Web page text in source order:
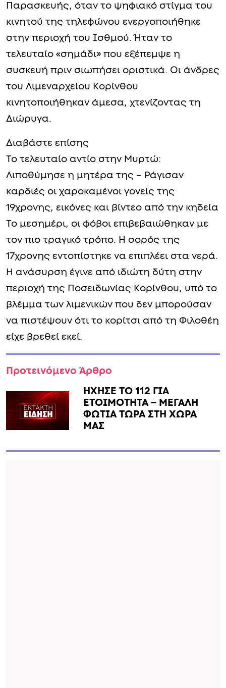
Παρασκευής, όταν το ψηφιακό στίγμα του
κινητού της τηλεφώνου ενεργοποιήθηκε
στην περιοχή του Ισθμού. Ήταν το
τελευταίο «σημάδι» που εξέπεμψε η
συσκευή πριν σιωπήσει οριστικά. Οι άνδρες
του Λιμεναρχείου Κορίνθου
κινητοποιήθηκαν άμεσα, χτενίζοντας τη
Διώρυγα.
Διαβάστε επίσης
Το τελευταίο αντίο στην Μυρτώ:
Λιποθύμησε η μητέρα της – Ράγισαν
καρδιές οι χαροκαμένοι γονείς της
19χρονης, εικόνες και βίντεο από την κηδεία
Το μεσημέρι, οι φόβοι επιβεβαιώθηκαν με
τον πιο τραγικό τρόπο. Η σορός της
17χρονης εντοπίστηκε να επιπλέει στα νερά.
Η ανάσυρση έγινε από ιδιώτη δύτη στην
περιοχή της Ποσειδωνίας Κορίνθου, υπό το
βλέμμα των λιμενικών που δεν μπορούσαν
να πιστέψουν ότι το κορίτσι από τη Φιλοθέη
είχε βρεθεί εκεί.
Προτεινόμενο Άρθρο
ΗΧΗΣΕ ΤΟ 112 ΓΙΑ
ΕΤΟΙΜΟΤΗΤΑ – ΜΕΓΑΛΗ
ΦΩΤΙΑ ΤΩΡΑ ΣΤΗ ΧΩΡΑ
ΜΑΣ